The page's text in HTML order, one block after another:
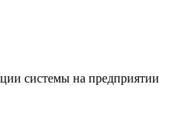
системы на предприятии